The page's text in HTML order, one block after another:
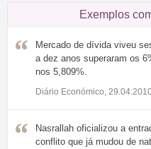
Exemplos
Mercado de dívida viveu
a dez anos superaram os
nos 5,809%.
Diário Económico,
Nasrallah oficializou a
conflito que já mudou de